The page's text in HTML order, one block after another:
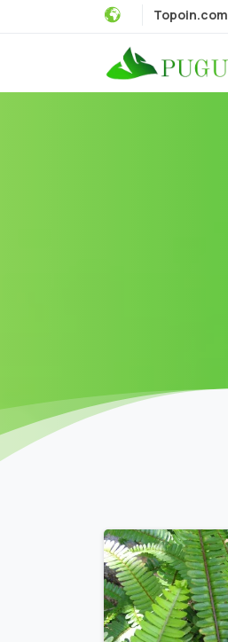
Topoin.com